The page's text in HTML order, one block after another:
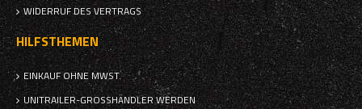
WIDERRUF DES VERTRAGS
HILFSTHEMEN
EINKAUF OHNE MWST.
UNITRAILER-GROSSHÄNDLER WERDEN